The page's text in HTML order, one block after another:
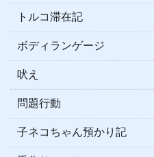
トルコ滞在記
ボディランゲージ
吠え
問題行動
子ネコちゃん預かり記